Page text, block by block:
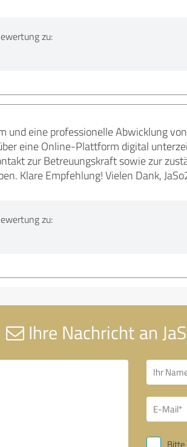
zu:
und eine professionelle Abwicklung
eine Online-Plattform digital
zur Betreuungskraft sowie zur
Klare Empfehlung! Vielen Dank,
zu:
Ihre Nachricht an